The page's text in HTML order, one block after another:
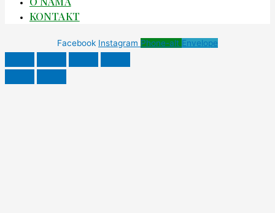
KONTAKT
Facebook Instagram Phone-alt Envelope